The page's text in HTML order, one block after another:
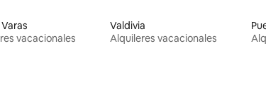
vacacionales
Valdivia
Alquileres vacacionales